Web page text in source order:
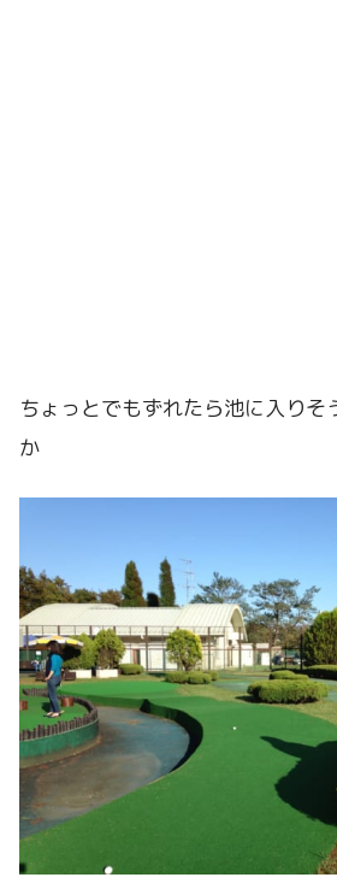
ちょっとでもずれたら池に入りそ
か